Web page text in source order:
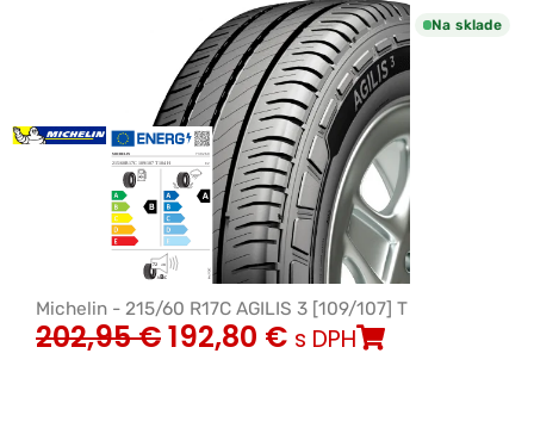
Na sklade
Michelin - 215/60 R17C AGILIS 3 [109/107] T
202,95€192,80 € s DPH